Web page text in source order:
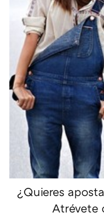
¿Quieres
Atrévete